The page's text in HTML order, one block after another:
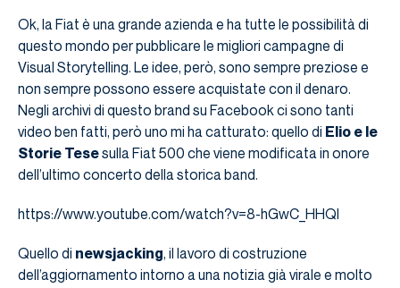
Ok, la Fiat è una grande azienda e ha tutte le possibilità di
questo mondo per pubblicare le migliori campagne di
Visual Storytelling. Le idee, però, sono sempre preziose e
non sempre possono essere acquistate con il denaro.
Negli archivi di questo brand su Facebook ci sono tanti
video ben fatti, però uno mi ha catturato: quello di Elio e le
Storie Tesesulla Fiat 500 che viene modificata in onore
dell’ultimo concerto della storica band.
https://www.youtube.com/watch?v=8-hGwC_HHQI
Quello di newsjacking, il lavoro di costruzione
dell’aggiornamento intorno a una notizia già virale e molto